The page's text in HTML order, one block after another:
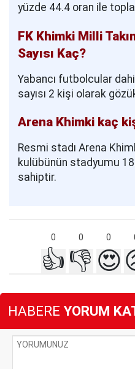
yüzde 44.4 oran ile
FK Khimki Milli
Sayısı Kaç?
Yabancı futbolcular
sayısı 2 kişi olarak
Arena Khimki kaç
Resmi stadı Arena
kulübünün stadyumu
sahiptir.
0 0 0
👍 👎 😍
HABERE YORUM